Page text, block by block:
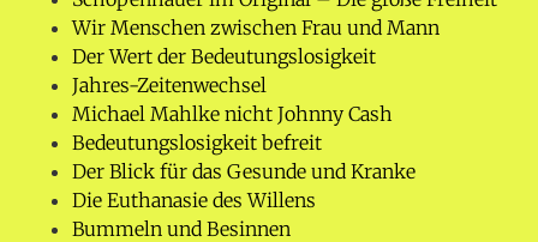
Wir Menschen zwischen Frau und Mann
Der Wert der Bedeutungslosigkeit
Jahres-Zeitenwechsel
Michael Mahlke nicht Johnny Cash
Bedeutungslosigkeit befreit
Der Blick für das Gesunde und Kranke
Die Euthanasie des Willens
Bummeln und Besinnen